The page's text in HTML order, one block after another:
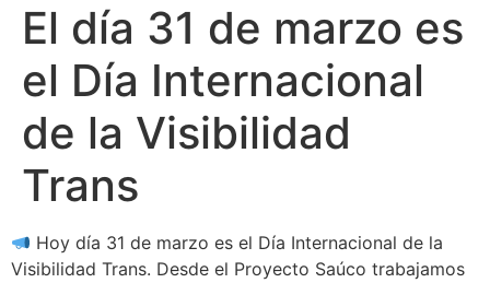
El día 31 de marzo es
el Día Internacional
de la Visibilidad
Trans
Hoy día 31 de marzo es el Día Internacional de la
Visibilidad Trans. Desde el Proyecto Saúco trabajamos